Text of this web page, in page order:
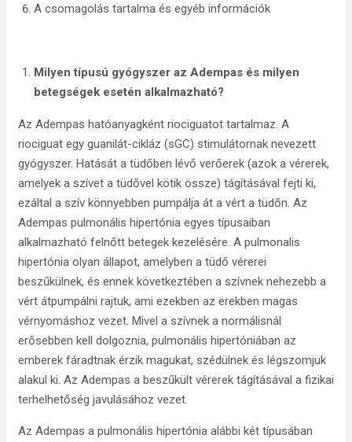
A csomagolás tartalma és egyéb információk
Milyen típusú gyógyszer az Adempas és milyen
betegségek esetén alkalmazható?
Az Adempas hatóanyagként riociguatot tartalmaz. A
riociguat egy guanilát-cikláz (sGC) stimulátornak nevezett
gyógyszer. Hatását a tüdőben lévő verőerek (azok a vérerek,
amelyek a szívet a tüdővel kötik össze) tágításával fejti ki,
ezáltal a szív könnyebben pumpálja át a vért a tüdőn. Az
Adempas pulmonális hipertónia egyes típusaiban
alkalmazható felnőtt betegek kezelésére. A pulmonalis
hipertónia olyan állapot, amelyben a tüdő vérerei
beszűkülnek, és ennek következtében a szívnek nehezebb a
vért átpumpálni rajtuk, ami ezekben az erekben magas
vérnyomáshoz vezet. Mivel a szívnek a normálisnál
erősebben kell dolgoznia, pulmonális hipertóniában az
emberek fáradtnak érzik magukat, szédülnek és légszomjuk
alakul ki. Az Adempas a beszűkült vérerek tágításával a fizikai
terhelhetőség javulásához vezet.
Az Adempas a pulmonális hipertónia alábbi két típusában